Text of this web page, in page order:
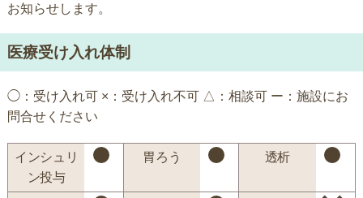
お知らせします。
医療受け入れ体制
◯：受け入れ可 ×：受け入れ不可 △：相談可 ー：施設にお
問合せください
インシュリ
ン投与
胃ろう 透析